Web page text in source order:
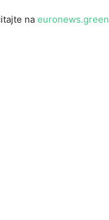
na euronews.green